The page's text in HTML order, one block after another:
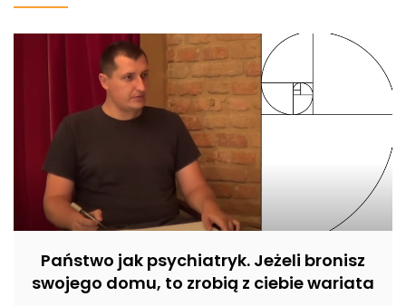
Państwo jak psychiatryk. Jeżeli bronisz
swojego domu, to zrobią z ciebie wariata